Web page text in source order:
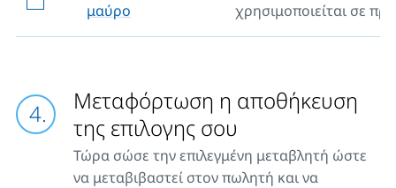
μαύρο
χρησιμοποιείται σε
Μεταφόρτωση η αποθήκευση
της επιλογης σου
Τώρα σώσε την επιλεγμένη μεταβλητή ώστε
να μεταβιβαστεί στον πωλητή και να